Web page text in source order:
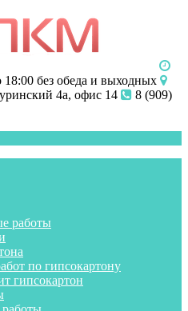
без обеда и выходных
4а, офис 14
8 (909)
работы
по гипсокартону
гипсокартон